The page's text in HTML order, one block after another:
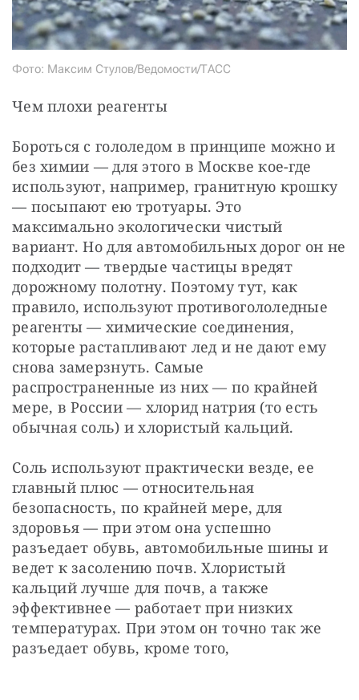
Фото: Максим Стулов/Ведомости/ТАСС
Чем плохи реагенты
Бороться с гололедом в принципе можно и
без химии — для этого в Москве кое-где
используют, например, гранитную крошку
— посыпают ею тротуары. Это
максимально экологически чистый
вариант. Но для автомобильных дорог он не
подходит — твердые частицы вредят
дорожному полотну. Поэтому тут, как
правило, используют противогололедные
реагенты — химические соединения,
которые растапливают лед и не дают ему
снова замерзнуть. Самые
распространенные из них — по крайней
мере, в России — хлорид натрия (то есть
обычная соль) и хлористый кальций.
Соль используют практически везде, ее
главный плюс — относительная
безопасность, по крайней мере, для
здоровья — при этом она успешно
разъедает обувь, автомобильные шины и
ведет к засолению почв. Хлористый
кальций лучше для почв, а также
эффективнее — работает при низких
температурах. При этом он точно так же
разъедает обувь, кроме того,